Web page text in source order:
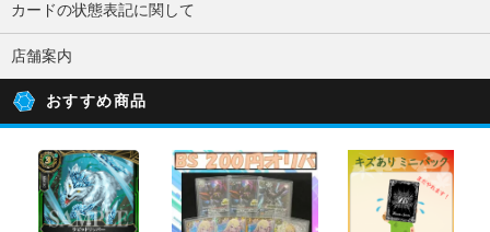
カードの状態表記に関して
店舗案内
おすすめ商品